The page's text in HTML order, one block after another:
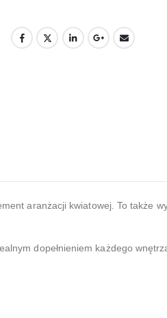
aranżacji kwiatowej. To także
dopełnieniem każdego